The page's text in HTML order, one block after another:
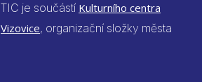
TIC je součástí Kulturního centra
Vizovice, organizační složky města